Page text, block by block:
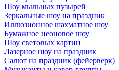
Шоу мыльных пузырей
Зеркальные шоу на праздник
Иллюзионное шахматное шоу
Бумажное неоновое шоу
Шоу световых картин
Лазерное шоу на праздник
Салют на праздник (фейерверк)